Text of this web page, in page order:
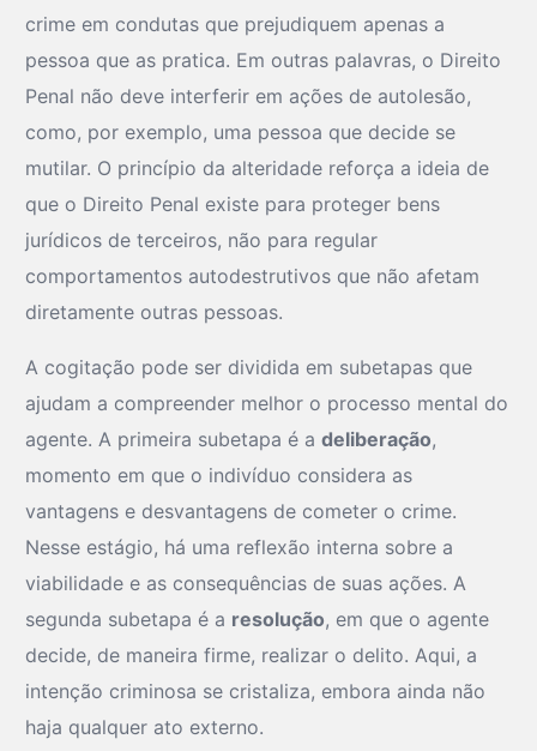
crime em condutas que prejudiquem apenas a
pessoa que as pratica. Em outras palavras, o Direito
Penal não deve interferir em ações de autolesão,
como, por exemplo, uma pessoa que decide se
mutilar. O princípio da alteridade reforça a ideia de
que o Direito Penal existe para proteger bens
jurídicos de terceiros, não para regular
comportamentos autodestrutivos que não afetam
diretamente outras pessoas.
A cogitação pode ser dividida em subetapas que
ajudam a compreender melhor o processo mental do
agente. A primeira subetapa é adeliberação,
momento em que o indivíduo considera as
vantagens e desvantagens de cometer o crime.
Nesse estágio, há uma reflexão interna sobre a
viabilidade e as consequências de suas ações. A
segunda subetapa é a resolução, em que o agente
decide, de maneira firme, realizar o delito. Aqui, a
intenção criminosa se cristaliza, embora ainda não
haja qualquer ato externo.